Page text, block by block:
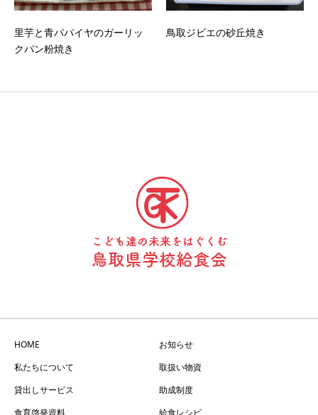
里芋と青パパイヤのガーリッ
クパン粉焼き
鳥取ジビエの砂丘焼き
HOME
お知らせ
私たちについて
取扱い物資
貸出しサービス
助成制度
食育啓発資料
給食レシピ